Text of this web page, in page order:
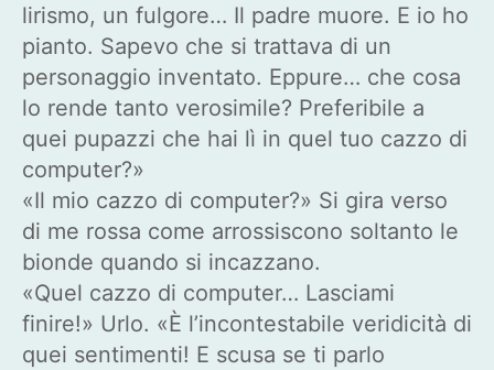
lirismo, un fulgore… Il padre muore. E io ho
pianto. Sapevo che si trattava di un
personaggio inventato. Eppure… che cosa
lo rende tanto verosimile? Preferibile a
quei pupazzi che hai lì in quel tuo cazzo di
computer?»
«Il mio cazzo di computer?» Si gira verso
di me rossa come arrossiscono soltanto le
bionde quando si incazzano.
«Quel cazzo di computer… Lasciami
finire!» Urlo. «È l’incontestabile veridicità di
quei sentimenti! E scusa se ti parlo